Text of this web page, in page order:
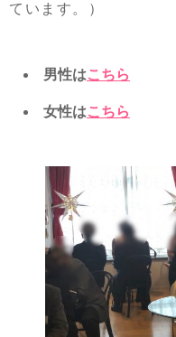
ています。）
男性はこちら
女性はこちら